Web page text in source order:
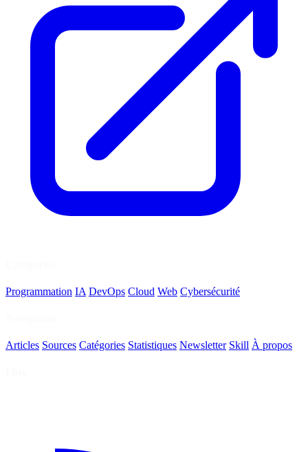
Programmation IA DevOps Cloud Web Cybersécurité
Articles Sources Catégories Statistiques Newsletter Skill À propos